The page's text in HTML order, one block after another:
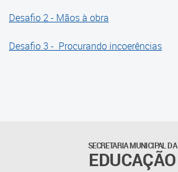
Desafio 2 - Mãos à obra
Desafio 3 - Procurando incoerências
SECRETARIA MUNICIPAL DA
EDUCAÇÃO